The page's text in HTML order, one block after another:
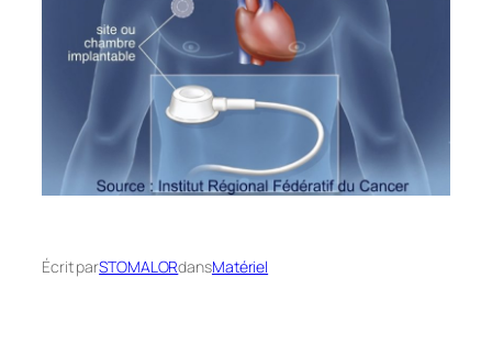
Écrit parSTOMALORdansMatériel